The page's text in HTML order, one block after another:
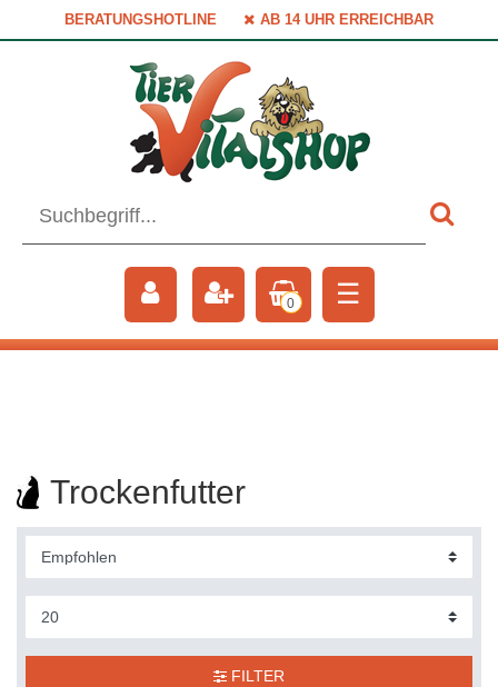
BERATUNGSHOTLINE AB 14 UHR ERREICHBAR
0 ☰
Trockenfutter
FILTER